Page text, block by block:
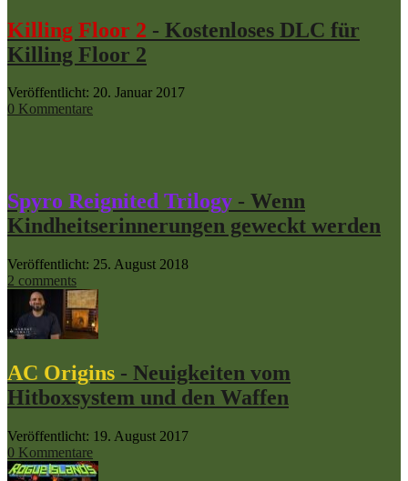
Killing Floor 2 - Kostenloses DLC für
Killing Floor 2
Veröffentlicht: 20. Januar 2017
0 Kommentare
Spyro Reignited Trilogy - Wenn
Kindheitserinnerungen geweckt werden
Veröffentlicht: 25. August 2018
2 comments
AC Origins - Neuigkeiten vom
Hitboxsystem und den Waffen
Veröffentlicht: 19. August 2017
0 Kommentare